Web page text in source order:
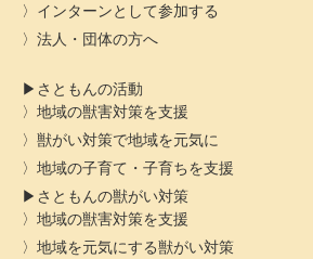
インターンとして参加する
法人・団体の方へ
さともんの活動
地域の獣害対策を支援
獣がい対策で地域を元気に
地域の子育て・子育ちを支援
さともんの獣がい対策
地域の獣害対策を支援
地域を元気にする獣がい対策